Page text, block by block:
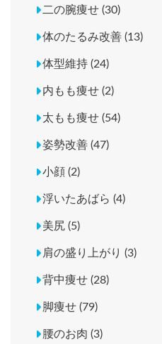
二の腕痩せ (30)
体のたるみ改善 (13)
体型維持 (24)
内もも痩せ (2)
太もも痩せ (54)
姿勢改善 (47)
小顔 (2)
浮いたあばら (4)
美尻 (5)
肩の盛り上がり (3)
背中痩せ (28)
脚痩せ (79)
腰のお肉 (3)